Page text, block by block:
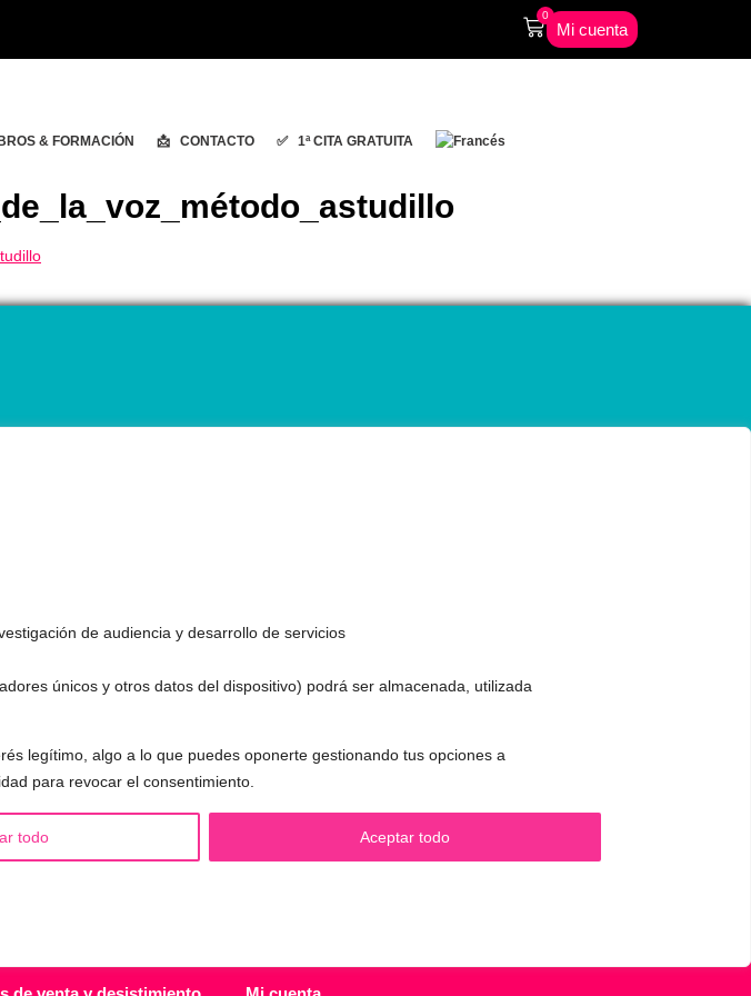
de audiencia y desarrollo de servicios
únicos y otros datos del dispositivo) podrá ser almacenada, utilizada
legítimo, algo a lo que puedes oponerte gestionando tus opciones a
para revocar el consentimiento.
todo Aceptar todo
0
Mi cuenta
& FORMACIÓN 📩 CONTACTO ✅ 1ª CITA GRATUITA
y
▪️ Caracterización de la voz
▪️ Modificación del acento
🟥 CIRUGÍA: Glotoplastia
Pide tu CITA ONLINE